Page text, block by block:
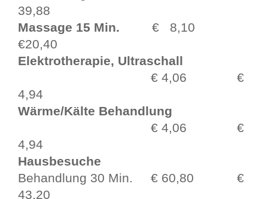
39,88
Massage 15 Min. € 8,10
€20,40
Elektrotherapie, Ultraschall
€ 4,06 €
4,94
Wärme/Kälte Behandlung
€ 4,06 €
4,94
Hausbesuche
Behandlung 30 Min.
€ 60,80 €
43,20